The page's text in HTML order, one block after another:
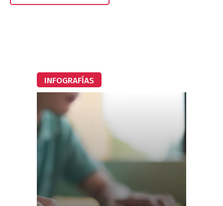
INFOGRAFÍAS